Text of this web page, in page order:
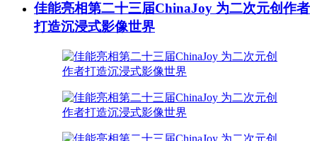
佳能亮相第二十三届ChinaJoy 为二次元创作者
打造沉浸式影像世界